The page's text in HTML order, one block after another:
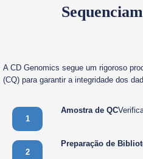
A CD Genomics segue um rigoroso
(CQ) para garantir a integridade dos
1
Amostra de QC
2
Preparação de